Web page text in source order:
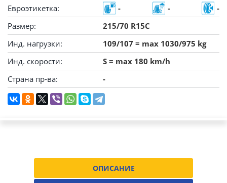
Евроэтикетка:
- -
-
Размер:
215/70 R15C
Инд. нагрузки:
109/107 = max 1030/975 kg
Инд. скорости:
S = max 180 km/h
Страна пр-ва:
-
ОПИСАНИЕ